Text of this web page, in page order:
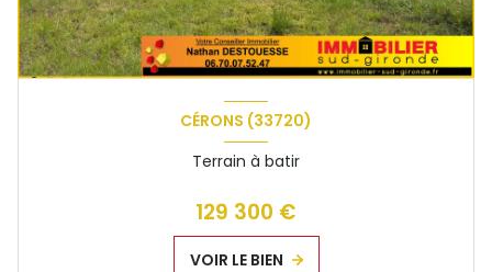
CÉRONS (33720)
Terrain à batir
129 300 €
VOIR LE BIEN